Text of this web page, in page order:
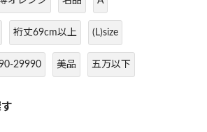
裄丈69cm以上 (L)size
29990 美品 五万以下